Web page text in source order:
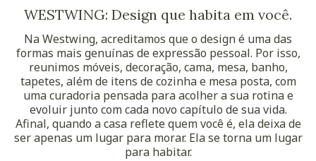
WESTWING: Design que habita em você.
Na Westwing, acreditamos que o design é uma das
formas mais genuínas de expressão pessoal. Por isso,
reunimos móveis, decoração, cama, mesa, banho,
tapetes, além de itens de cozinha e mesa posta, com
uma curadoria pensada para acolher a sua rotina e
evoluir junto com cada novo capítulo de sua vida.
Afinal, quando a casa reflete quem você é, ela deixa de
ser apenas um lugar para morar. Ela se torna um lugar
para habitar.